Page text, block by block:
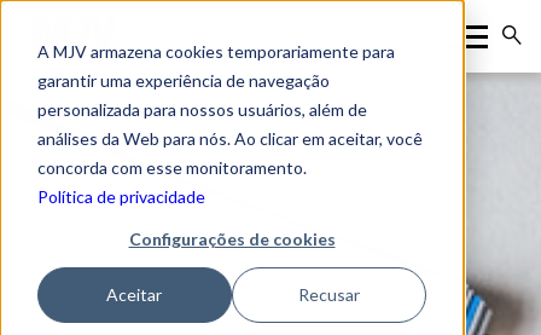
A MJV armazena cookies temporariamente para
garantir uma experiência de navegação
personalizada para nossos usuários, além de
análises da Web para nós. Ao clicar em aceitar, você
concorda com esse monitoramento.
Política de privacidade
Configurações de cookies
Aceitar Recusar